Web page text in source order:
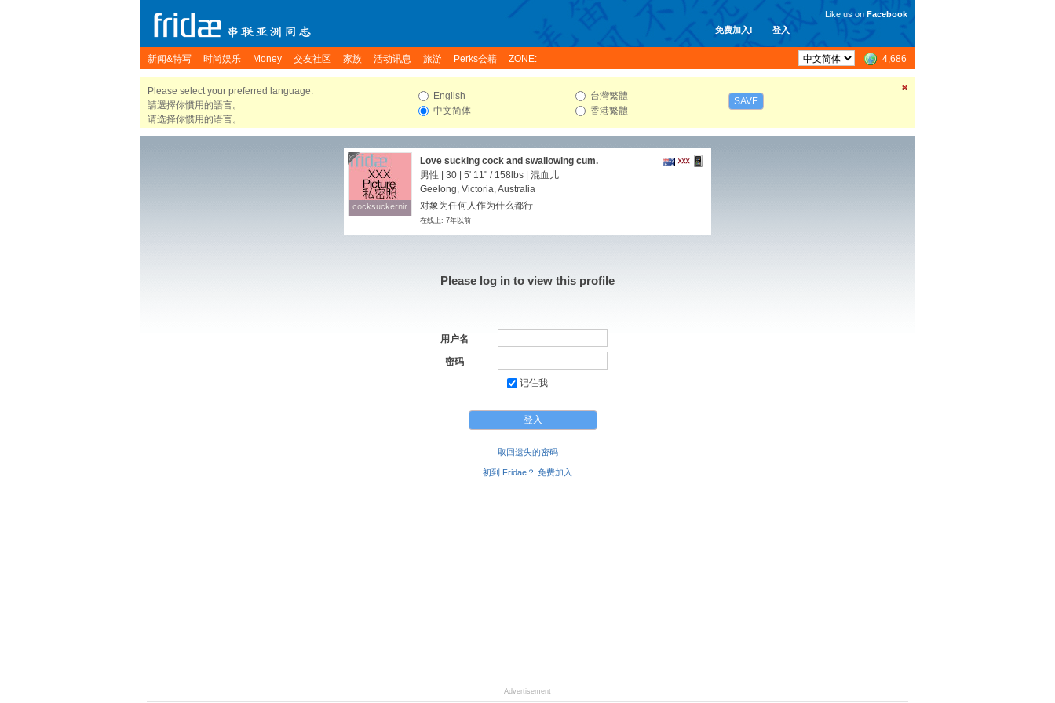
免费加入! 登入
Like us on Facebook
新闻&特写 时尚娱乐 Money 交友社区 家族 活动讯息 旅游 Perks会籍 ZONE: 4,686
Please select your preferred language.
請選擇你慣用的語言。
请选择你惯用的语言。
English
中文简体
台灣繁體
香港繁體
SAVE
cocksuckernir
cocksuckernir
Love sucking cock and swallowing cum.
男性 | 30 | 5' 11" / 158lbs | 混血儿
Geelong, Victoria, Australia
对象为任何人作为什么都行
在线上: 7年以前
Please log in to view this profile
用户名
密码
记住我
取回遗失的密码
初到 Fridae？ 免费加入
Advertisement